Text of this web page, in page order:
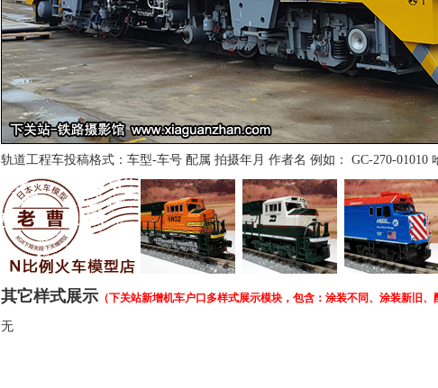
轨道工程车投稿格式：车型-车号 配属 拍摄年月 作者名 例如： GC-270-01010
其它样式展示 （下关站新增机车户口多样式展示模块，包含：涂装不同、涂装新旧
无